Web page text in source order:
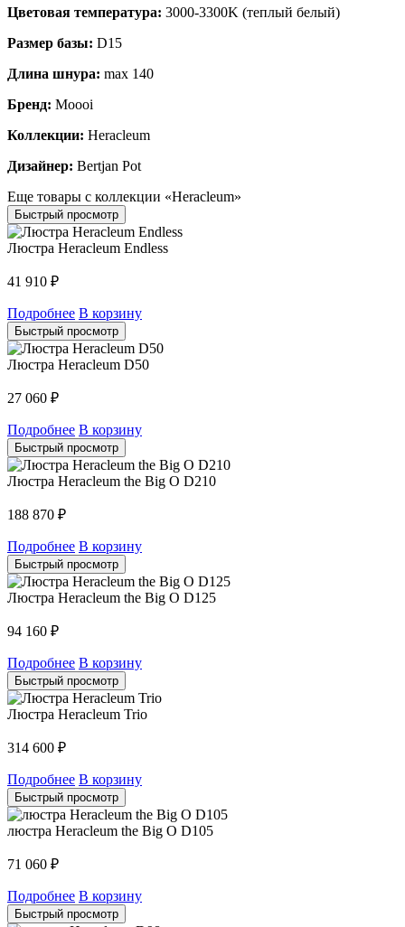
Цветовая температура: 3000-3300K (теплый белый)
Размер базы: D15
Длина шнура: max 140
Бренд: Moooi
Коллекции: Heracleum
Дизайнер: Bertjan Pot
Еще товары с коллекции «Heracleum»
Быстрый просмотр
Люстра Heracleum Endless
41 910 ₽
Подробнее В корзину
Быстрый просмотр
Люстра Heracleum D50
27 060 ₽
Подробнее В корзину
Быстрый просмотр
Люстра Heracleum the Big O D210
188 870 ₽
Подробнее В корзину
Быстрый просмотр
Люстра Heracleum the Big O D125
94 160 ₽
Подробнее В корзину
Быстрый просмотр
Люстра Heracleum Trio
314 600 ₽
Подробнее В корзину
Быстрый просмотр
люстра Heracleum the Big O D105
71 060 ₽
Подробнее В корзину
Быстрый просмотр